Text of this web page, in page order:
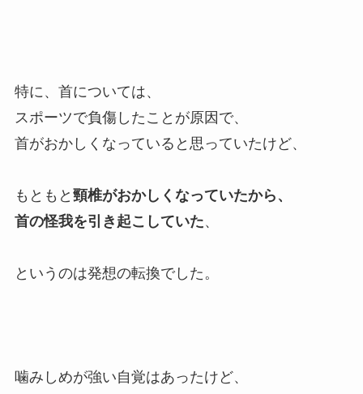
特に、首については、
スポーツで負傷したことが原因で、
首がおかしくなっていると思っていたけど、
もともと 頸椎がおかしくなっていたから、
首の怪我を引き起こしていた、
というのは発想の転換でした。
噛みしめが強い自覚はあったけど、